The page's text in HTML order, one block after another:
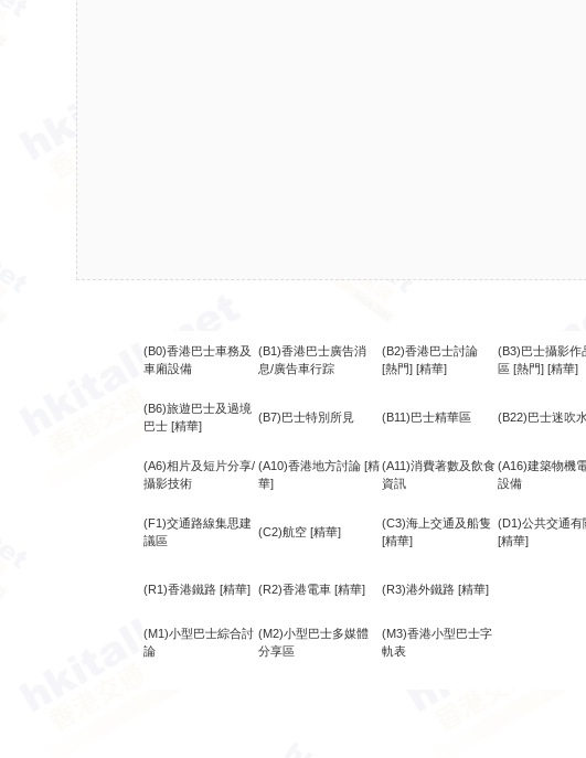
(B0)香港巴士車務及
車廂設備
(B1)香港巴士廣告消
息/廣告車行踪
(B2)香港巴士討論
[熱門] [精華]
(B3)巴士攝影作
區 [熱門] [精華]
(B6)旅遊巴士及過境
巴士 [精華]
(B7)巴士特別所見 (B11)巴士精華區 (B22)巴士迷吹
(A6)相片及短片分享/
攝影技術
(A10)香港地方討論 [精
華]
(A11)消費著數及飲食
資訊
(A16)建築物機
設備
(F1)交通路線集思建
議區
(C2)航空 [精華]
(C3)海上交通及船隻
[精華]
(D1)公共交通有
[精華]
(R1)香港鐵路 [精華] (R2)香港電車 [精華] (R3)港外鐵路 [精華]
(M1)小型巴士綜合討
論
(M2)小型巴士多媒體
分享區
(M3)香港小型巴士字
軌表